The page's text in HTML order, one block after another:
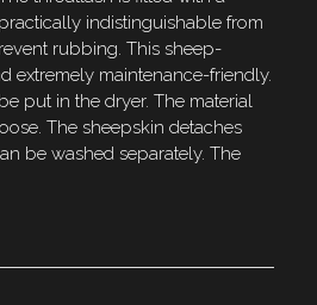
indistinguishable from
rubbing. This sheep-
extremely maintenance-friendly.
put in the dryer. The material
The sheepskin detaches
be washed separately. The